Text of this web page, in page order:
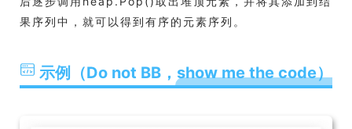
果序列中，就可以得到有序的元素序列。
示例（Do not BB，show me the code）